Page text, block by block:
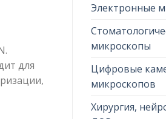
Электронные
микроскопы
Цифровые
микроскопов
Хирургия,
для